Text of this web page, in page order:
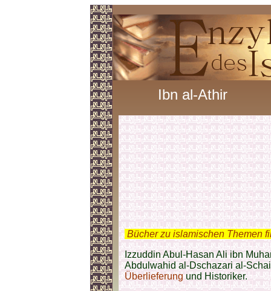
Ibn al-Athir
Bücher zu islamischen Themen
Izzuddin Abul-Hasan Ali ibn
Abdulwahid al-Dschazari al-
Überlieferungund Historiker.